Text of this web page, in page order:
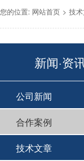
您的位置: 网站首页 > 技
新闻·资
公司新闻
合作案例
技术文章